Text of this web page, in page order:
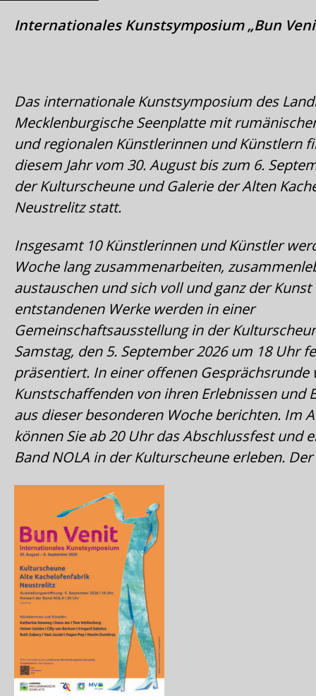
Internationales Kunstsymposium „Bun
Das internationale Kunstsymposium des
Mecklenburgische Seenplatte mit
und regionalen Künstlerinnen und Künstlern
diesem Jahr vom 30. August bis zum 6.
der Kulturscheune und Galerie der Alten
Neustrelitz statt.
Insgesamt 10 Künstlerinnen und Künstler
Woche lang zusammenarbeiten,
austauschen und sich voll und ganz der
entstandenen Werke werden in einer
Gemeinschaftsausstellung in der
Samstag, den 5. September 2026 um 18 Uhr
präsentiert. In einer offenen Gesprächsrunde
Kunstschaffenden von ihren Erlebnissen und
aus dieser besonderen Woche berichten. Im
können Sie ab 20 Uhr das Abschlussfest und
Band NOLA in der Kulturscheune erleben.